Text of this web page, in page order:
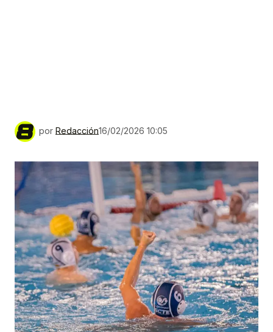
por Redacción16/02/2026 10:05